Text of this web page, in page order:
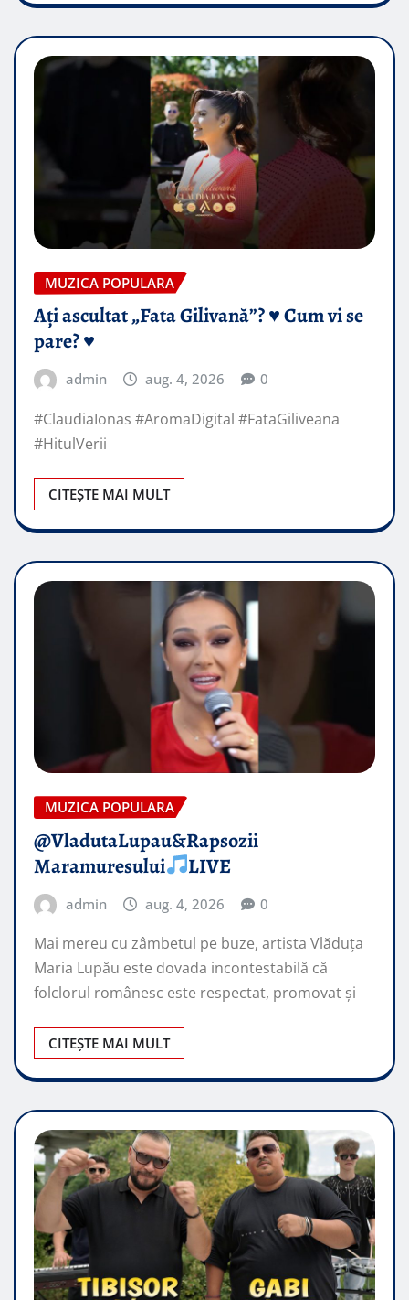
MUZICA POPULARA
Ați ascultat „Fata Gilivană”? ♥️ Cum vi se
pare? ♥️
admin aug. 4, 2026 0
#ClaudiaIonas #AromaDigital #FataGiliveana
#HitulVerii
CITEȘTE MAI MULT
MUZICA POPULARA
@VladutaLupau&Rapsozii
Maramuresului
LIVE
admin aug. 4, 2026 0
Mai mereu cu zâmbetul pe buze, artista Vlăduța
Maria Lupău este dovada incontestabilă că
folclorul românesc este respectat, promovat şi
CITEȘTE MAI MULT